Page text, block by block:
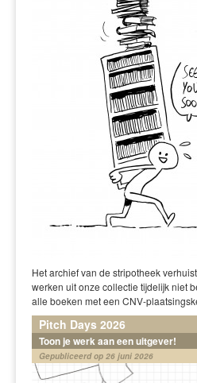
Het archief van de stripotheek
werken uit onze collectie tijdelijk niet
alle boeken met een CNV-
Pitch Days 2026
Toon je werk aan een uitgever!
Gepubliceerd op 26 juni 2026